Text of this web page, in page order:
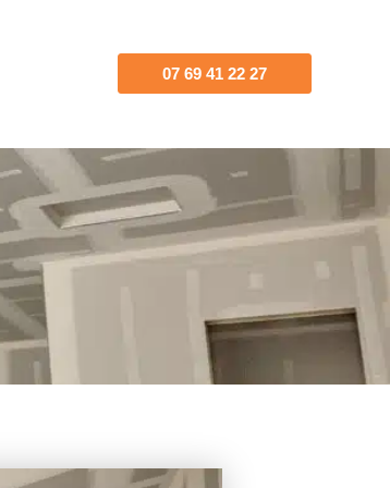
07 69 41 22 27